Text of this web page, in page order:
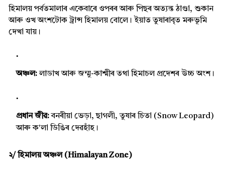
হিমালয় পৰ্বতমালাৰ একেবাৰে ওপৰৰ আৰু পিছৰ অত্যন্ত ঠাণ্ডা, শুকান
আৰু ওখ অংশটোক ট্ৰান্স হিমালয় বোলে। ইয়াত তুষাৰাবৃত মৰুভূমি
দেখা যায়।
অঞ্চল:লাডাখ আৰু জম্মু-কাশ্মীৰ তথা হিমাচল প্ৰদেশৰ উচ্চ অংশ।
প্ৰধান জীৱ:বনৰীয়া ভেড়া, ছাগলী, তুষাৰ চিতা (Snow Leopard)
আৰু ক'লা ডিঙিৰ দেৱহাঁহ।
২/ হিমালয় অঞ্চল (Himalayan Zone)